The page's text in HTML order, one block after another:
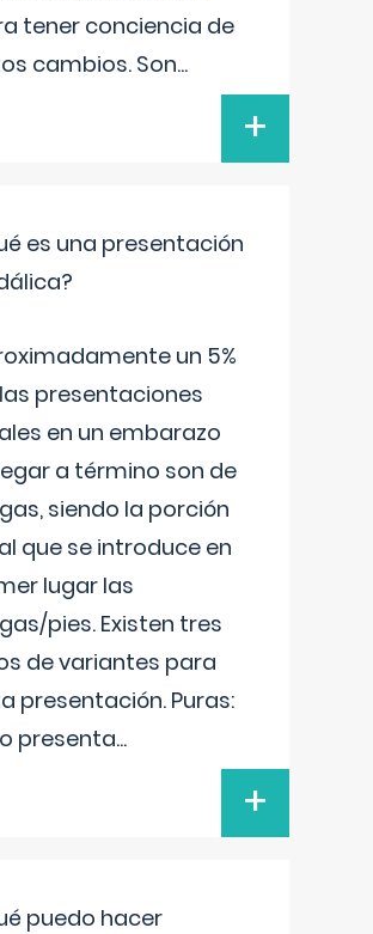
tener conciencia de
cambios. Son...
+
es una presentación
un 5%
presentaciones
en un embarazo
a término son de
siendo la porción
que se introduce en
lugar las
pies. Existen tres
de variantes para
presentación. Puras:
presenta...
+
puedo hacer